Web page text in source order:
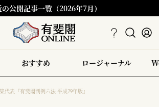
公開記事一覧（2026年7月）
おすすめ ロージャーナル
代表『有斐閣判例六法 平成29年版』